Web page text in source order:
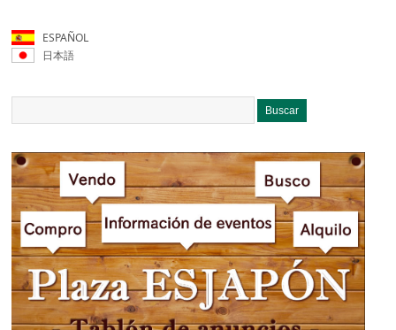
ESPAÑOL
日本語